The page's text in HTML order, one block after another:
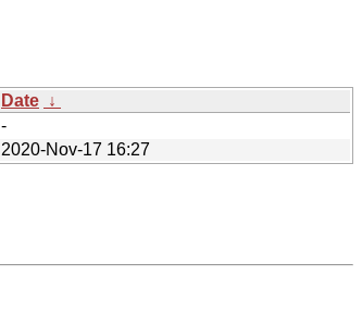
Date ↓
-
2020-Nov-17 16:27